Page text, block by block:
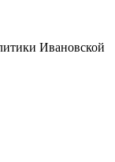
Ивановской